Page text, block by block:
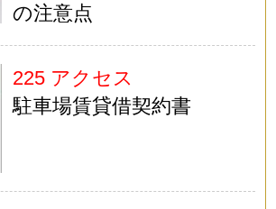
の注意点
225 アクセス
駐車場賃貸借契約書